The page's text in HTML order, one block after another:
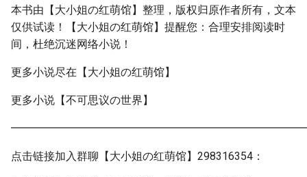
本书由【大小姐の红萌馆】整理，版权归原作者所有，文本
仅供试读！【大小姐の红萌馆】提醒您：合理安排阅读时
间，杜绝沉迷网络小说！
更多小说尽在【大小姐の红萌馆】
更多小说【不可思议の世界】
点击链接加入群聊【大小姐の红萌馆】298316354：